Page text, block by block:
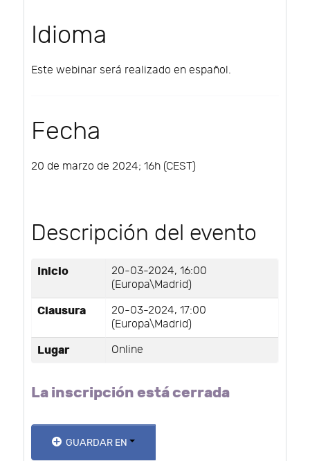
Idioma
Este webinar será realizado en español.
Fecha
20 de marzo de 2024; 16h (CEST)
Descripción del evento
Inicio
20-03-2024, 16:00
(Europa\Madrid)
Clausura
20-03-2024, 17:00
(Europa\Madrid)
Lugar Online
La inscripción está cerrada
GUARDAR EN